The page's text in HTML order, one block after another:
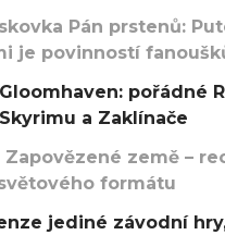
Pán prstenů:
je povinností
pořádné
a Zaklínače
Zapovězené země –
formátu
jediné závodní